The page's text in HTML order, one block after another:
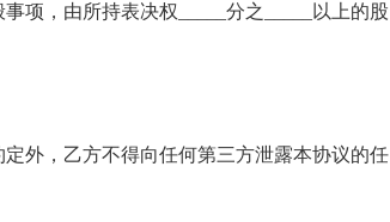
项，由所持表决权_____分之_____以上的股
外，乙方不得向任何第三方泄露本协议的任